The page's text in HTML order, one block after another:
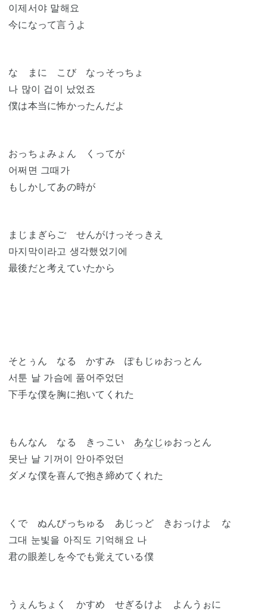
이제서야 말해요
今になって言うよ
な まに こび なっそっちょ
나 많이 겁이 났었죠
僕は本当に怖かったんだよ
おっちょみょん くってが
어쩌면 그때가
もしかしてあの時が
まじまぎらご せんがけっそっきえ
마지막이라고 생각했었기에
最後だと考えていたから
そとぅん なる かすみ ぽもじゅおっとん
서툰 날 가슴에 품어주었던
下手な僕を胸に抱いてくれた
もんなん なる きっこい あなじ ゅおっとん
못난 날 기꺼이 안아주었던
ダメな僕を喜んで抱き締めてくれた
くで ぬんびっちゅる あじっど きおっけよ な
그대 눈빛을 아직도 기억해요 나
君の眼差しを今でも覚えている僕
うぇんちょく かすめ せぎるけよ よんうぉに